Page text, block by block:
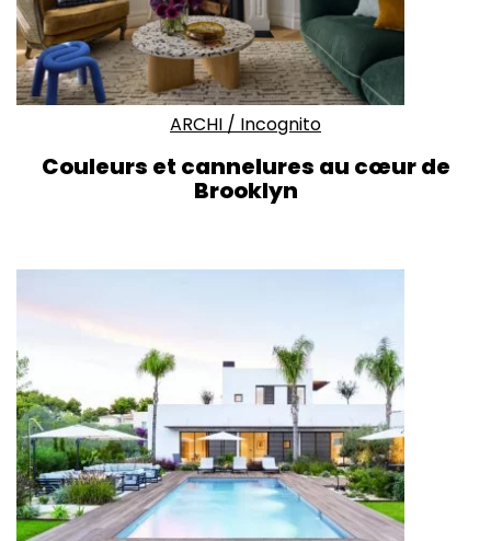
ARCHI / Incognito
Couleurs et cannelures au cœur de
Brooklyn